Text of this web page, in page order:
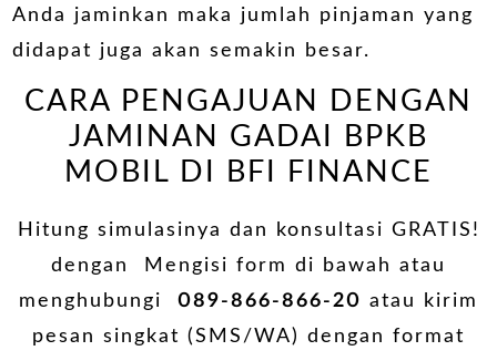
Anda jaminkan maka jumlah pinjaman yang
didapat juga akan semakin besar.
CARA PENGAJUAN DENGAN
JAMINAN GADAI BPKB
MOBIL DI BFI FINANCE
Hitung simulasinya dan konsultasi GRATIS!
dengan Mengisi form di bawah atau
menghubungi 089-866-866-20 atau kirim
pesan singkat (SMS/WA) dengan format